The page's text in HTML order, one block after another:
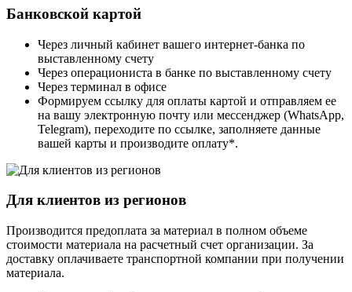
Банковской картой
Через личный кабинет вашего интернет-банка по
выставленному счету
Через операциониста в банке по выставленному счету
Через терминал в офисе
Формируем ссылку для оплаты картой и отправляем ее
на вашу электронную почту или мессенджер (WhatsApp,
Telegram), переходите по ссылке, заполняете данные
вашей карты и производите оплату*.
Для клиентов из регионов
Производится предоплата за материал в полном объеме
стоимости материала на расчетный счет организации. За
доставку оплачиваете транспортной компании при получении
материала.